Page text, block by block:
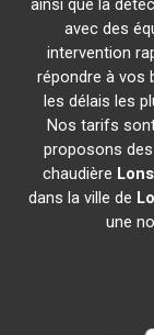
ainsi que la
avec des
intervention
répondre à vos
les délais les
Nos tarifs
proposons
chaudière Lons
dans la ville de
une